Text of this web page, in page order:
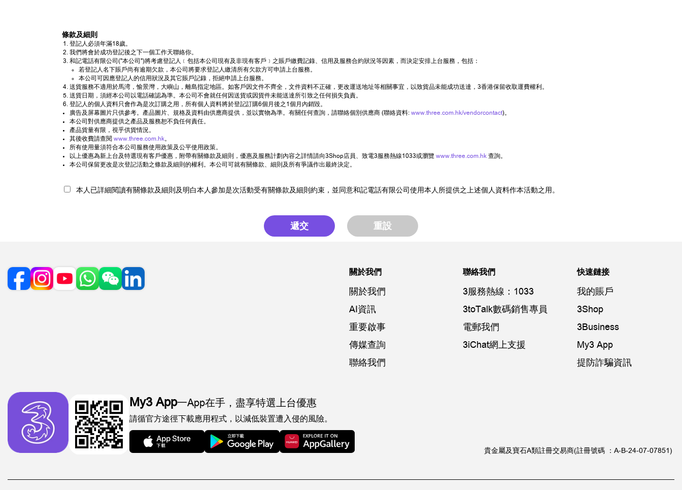
條款及細則
登記人必須年滿18歲。
我們將會於成功登記後之下一個工作天聯絡你。
和記電話有限公司("本公司")將考慮登記人﹝包括本公司現有及非現有客戶﹞之賬戶繳費記錄、信用及服務合約狀況等因素，而決定安排上台服務，包括：
若登記人名下賬戶尚有逾期欠款，本公司將要求登記人繳清所有欠款方可申請上台服務。
本公司可因應登記人的信用狀況及其它賬戶記錄，拒絕申請上台服務。
送貨服務不適用於馬湾，愉景灣，大嶼山，離島指定地區。如客戶因文件不齊全，文件資料不正確，更改運送地址等相關事宜，以致貨品未能成功送達，3香港保留收取運費權利。
送貨日期，須經本公司以電話確認為準。本公司不會就任何因送貨或因貨件未能送達所引致之任何損失負責。
登記人的個人資料只會作為是次訂購之用，所有個人資料將於登記訂購6個月後之1個月內銷毀。
廣告及屏幕圖片只供參考。產品圖片、規格及資料由供應商提供，並以實物為準。有關任何查詢，請聯絡個別供應商 (聯絡資料: www.three.com.hk/vendorcontact)。
本公司對供應商提供之產品及服務恕不負任何責任。
產品貨量有限，視乎供貨情況。
其後收費請查閱 www.three.com.hk。
所有使用量須符合本公司服務使用政策及公平使用政策。
以上優惠為新上台及特選現有客戶優惠，附帶有關條款及細則，優惠及服務計劃內容之詳情請向3Shop店員、致電3服務熱線1033或瀏覽 www.three.com.hk 查詢。
本公司保留更改是次登記活動之條款及細則的權利。本公司可就有關條款、細則及所有爭議作出最終決定。
本人已詳細閱讀有關條款及細則及明白本人參加是次活動受有關條款及細則約束，並同意和記電話有限公司使用本人所提供之上述個人資料作本活動之用。
遞交 重設
關於我們
關於我們
AI資訊
重要啟事
傳媒查詢
聯絡我們
聯絡我們
3服務熱線：1033
3toTalk數碼銷售專員
電郵我們
3iChat網上支援
快速鏈接
我的賬戶
3Shop
3Business
My3 App
提防詐騙資訊
My3 App一App在手， 盡享特選上台優惠
請循官方途徑下載應用程式，以減低裝置遭入侵的風險。
貴金屬及寶石A類註冊交易商(註冊號碼 ：A-B-24-07-07851)